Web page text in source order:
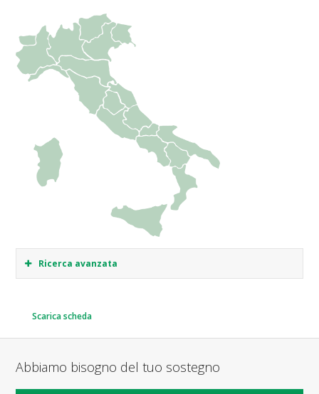
Ricerca avanzata
Scarica scheda
Abbiamo bisogno del tuo sostegno